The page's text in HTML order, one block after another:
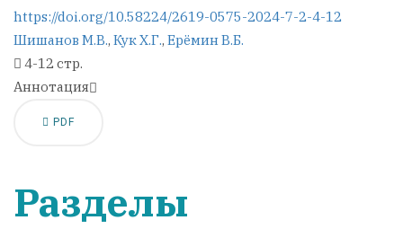
https://doi.org/10.58224/2619-0575-2024-7-2-4-12
Шишанов М.В., Кук Х.Г., Ерёмин В.Б.
4-12 стр.
Аннотация
PDF
Разделы